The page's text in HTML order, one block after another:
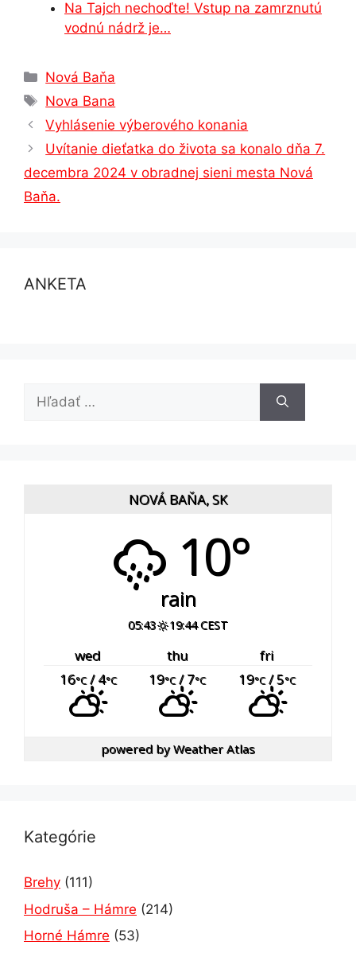
Na Tajch nechoďte! Vstup na zamrznutú
vodnú nádrž je…
Kategórie
Nová Baňa
Značky
Nova Bana
Vyhlásenie výberového konania
Uvítanie dieťatka do života sa konalo dňa 7.
decembra 2024 v obradnej sieni mesta Nová
Baňa.
ANKETA
NOVÁ BAŇA, SK
10°
rain
05:43 19:44 CEST
wed thu
fri
16°C/ 4°C 19°C/ 7°C 19°C/ 5°C
powered byWeather Atlas
Kategórie
Brehy (111)
Hodruša – Hámre (214)
Horné Hámre (53)